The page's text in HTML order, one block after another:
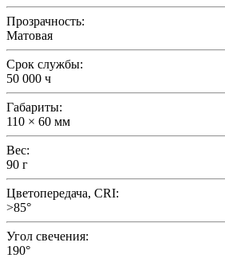
Прозрачность:
Матовая
Срок службы:
50 000 ч
Габариты:
110 × 60 мм
Вес:
90 г
Цветопередача, CRI:
>85°
Угол свечения:
190°